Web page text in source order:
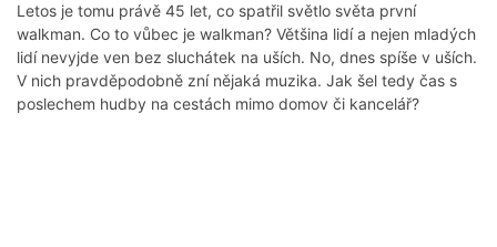
Letos je tomu právě 45 let, co spatřil světlo světa první
walkman. Co to vůbec je walkman? Většina lidí a nejen mladých
lidí nevyjde ven bez sluchátek na uších. No, dnes spíše v uších.
V nich pravděpodobně zní nějaká muzika. Jak šel tedy čas s
poslechem hudby na cestách mimo domov či kancelář?